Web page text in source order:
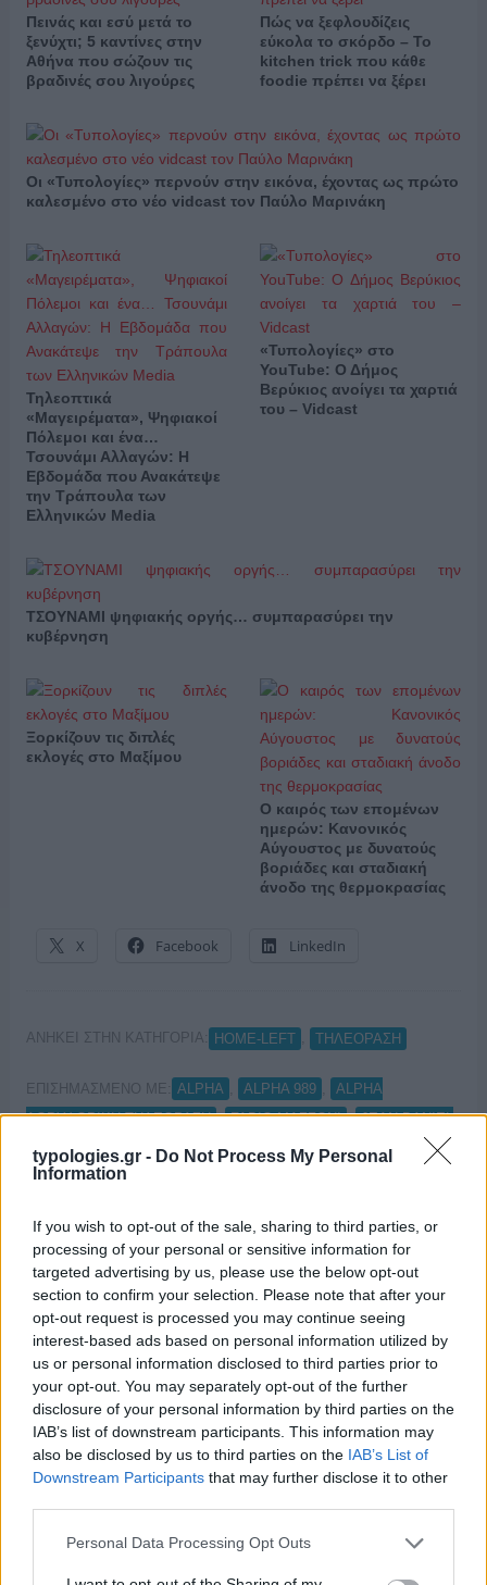
typologies.gr - Do Not Process My Personal
Information
If you wish to opt-out of the sale, sharing to third parties, or
processing of your personal or sensitive information for
targeted advertising by us, please use the below opt-out
section to confirm your selection. Please note that after your
opt-out request is processed you may continue seeing
interest-based ads based on personal information utilized by
us or personal information disclosed to third parties prior to
your opt-out. You may separately opt-out of the further
disclosure of your personal information by third parties on the
IAB’s list of downstream participants. This information may
also be disclosed by us to third parties on the IAB’s List of
Downstream Participants that may further disclose it to other
Please note that this website/app uses one or more Google
Personal Data Processing Opt Outs
Πεινάς και εσύ μετά το
ξενύχτι; 5 καντίνες στην
Αθήνα που σώζουν τις
βραδινές σου λιγούρες
Πώς να ξεφλουδίζεις
εύκολα το σκόρδο – Το
kitchen trick που κάθε
foodie πρέπει να ξέρει
Οι «Τυπολογίες» περνούν στην εικόνα, έχοντας ως πρώτο
καλεσμένο στο νέο vidcast τον Παύλο Μαρινάκη
Τηλεοπτικά
«Μαγειρέματα», Ψηφιακοί
Πόλεμοι και ένα…
Τσουνάμι Αλλαγών: Η
Εβδομάδα που Ανακάτεψε
την Τράπουλα των
Ελληνικών Media
«Τυπολογίες» στο
YouTube: Ο Δήμος
Βερύκιος ανοίγει τα χαρτιά
του – Vidcast
ΤΣΟΥΝΑΜΙ ψηφιακής οργής… συμπαρασύρει την
κυβέρνηση
Ξορκίζουν τις διπλές
εκλογές στο Μαξίμου
Ο καιρός των επομένων
ημερών: Κανονικός
Αύγουστος με δυνατούς
βοριάδες και σταδιακή
άνοδο της θερμοκρασίας
X Facebook LinkedIn
ΑΝΗΚΕΙ ΣΤΗΝ ΚΑΤΗΓΟΡΙΑ: HOME-LEFT ΤΗΛΕΟΡΑΣΗ
ΕΠΙΣΗΜΑΣΜΕΝΟ ΜΕ: ALPHA ALPHA 989
ALPHA
ΔΟΡΥΦΟΡΙΚΗ ΤΗΛΕΟΡΑΣΗ , FABIO MAZZONI , JEAN-DANIEL
COHEN
MIRJANA SOLAK , PRIMOS MEDIA SARL , STAR ,
STAR INVESTMENTS